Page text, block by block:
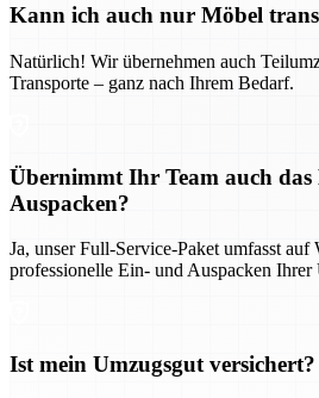
Kann ich auch nur Möbel
Natürlich! Wir übernehmen auch
Transporte – ganz nach Ihrem Bedarf.
Übernimmt Ihr Team auch
Auspacken?
Ja, unser Full-Service-Paket umfasst auf
professionelle Ein- und Auspacken Ihrer
Ist mein Umzugsgut versichert?